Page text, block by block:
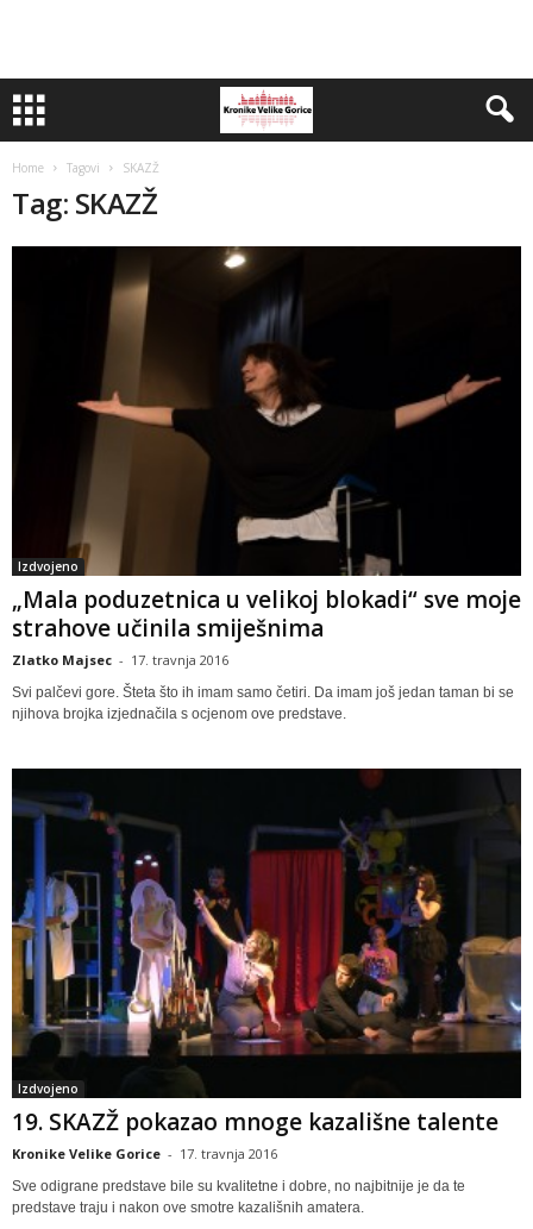
Home Tagovi SKAZŽ
Tag: SKAZŽ
Izdvojeno
„Mala poduzetnica u velikoj blokadi“ sve moje
strahove učinila smiješnima
Zlatko Majsec - 17. travnja 2016
Svi palčevi gore. Šteta što ih imam samo četiri. Da imam još jedan taman bi se
njihova brojka izjednačila s ocjenom ove predstave.
Izdvojeno
19. SKAZŽ pokazao mnoge kazališne talente
Kronike Velike Gorice - 17. travnja 2016
Sve odigrane predstave bile su kvalitetne i dobre, no najbitnije je da te
predstave traju i nakon ove smotre kazališnih amatera.